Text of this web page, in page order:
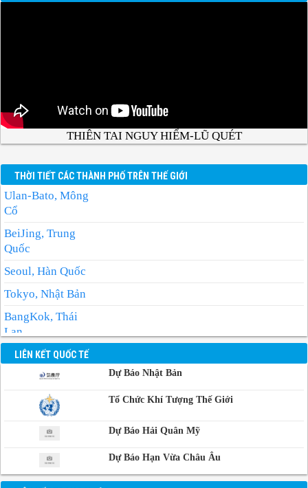
THIÊN TAI NGUY HIỂM-LŨ QUÉT
THỜI TIẾT CÁC THÀNH PHỐ TRÊN THẾ GIỚI
Ulan-Bato, Mông
Cổ
BeiJing, Trung
Quốc
Seoul, Hàn Quốc
Tokyo, Nhật Bản
BangKok, Thái
Lan
Manila, Philippin
Phnom-Penh,
Campuchia
LIÊN KẾT QUỐC TẾ
Dự Báo Nhật Bản
Tổ Chức Khí Tượng Thế Giới
Dự Báo Hải Quân Mỹ
Dự Báo Hạn Vừa Châu Âu